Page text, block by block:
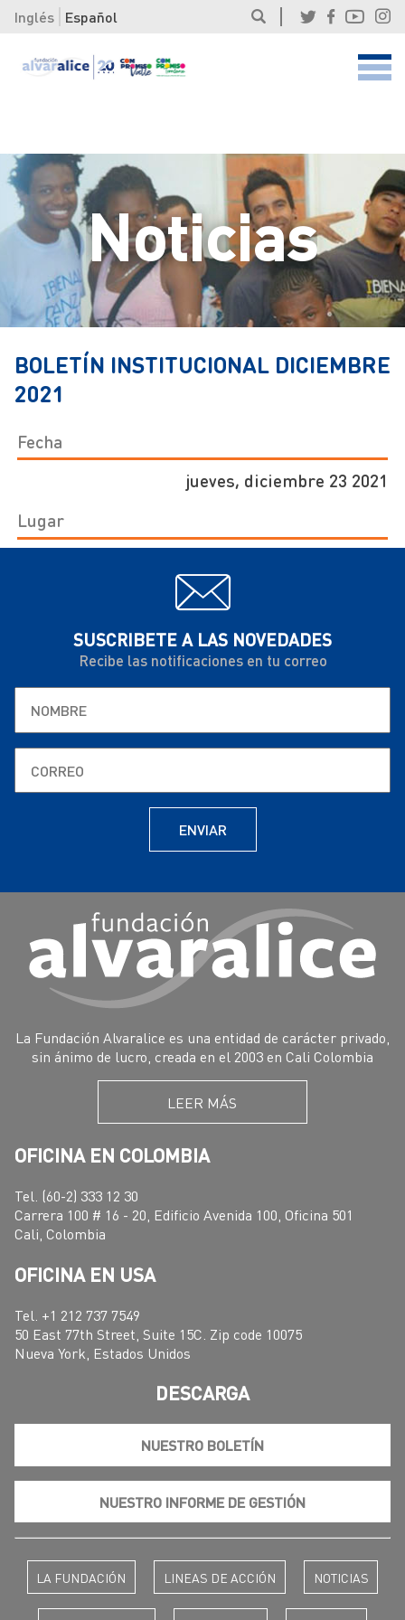
Inglés Español
Noticias
BOLETÍN INSTITUCIONAL DICIEMBRE
2021
Fecha
jueves, diciembre 23 2021
Lugar
SUSCRIBETE A LAS NOVEDADES
Recibe las notificaciones en tu correo
La Fundación Alvaralice es una entidad de carácter privado,
sin ánimo de lucro, creada en el 2003 en Cali Colombia
LEER MÁS
OFICINA EN COLOMBIA
Tel. (60-2) 333 12 30
Carrera 100 # 16 - 20, Edificio Avenida 100, Oficina 501
Cali, Colombia
OFICINA EN USA
Tel. +1 212 737 7549
50 East 77th Street, Suite 15C. Zip code 10075
Nueva York, Estados Unidos
DESCARGA
NUESTRO BOLETÍN
NUESTRO INFORME DE GESTIÓN
LA FUNDACIÓN LINEAS DE ACCIÓN NOTICIAS